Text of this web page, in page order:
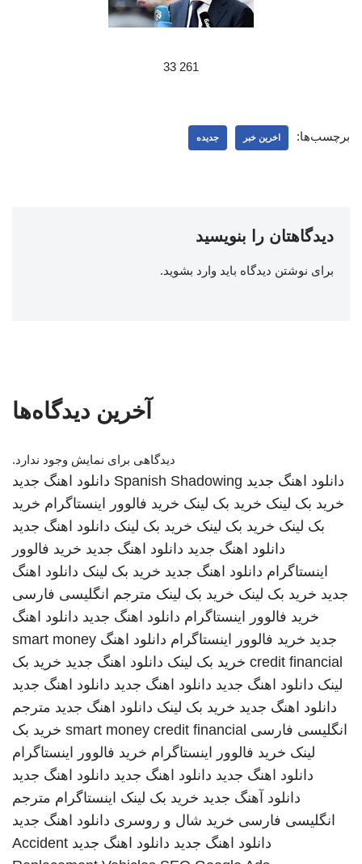
261 33
برچسب‌ها: اخرین خبر جدیده
دیدگاهتان را بنویسید
برای نوشتن دیدگاه باید وارد بشوید.
آخرین دیدگاه‌ها
دیدگاهی برای نمایش وجود ندارد.
دانلود اهنگ جدید Spanish Shadowing دانلود اهنگ جدید
خرید بک لینک خرید بک لینک خرید فالوور اینستاگرام خرید
بک لینک خرید بک لینک خرید بک لینک دانلود اهنگ جدید
دانلود اهنگ جدید دانلود اهنگ جدید خرید فالوور
اینستاگرام دانلود اهنگ جدید خرید بک لینک دانلود اهنگ
جدید خرید بک لینک خرید بک لینک مترجم انگلیسی فارسی
خرید فالوور اینستاگرام دانلود اهنگ جدید دانلود اهنگ
جدید خرید فالوور اینستاگرام دانلود اهنگ smart money
credit financial خرید بک لینک دانلود اهنگ جدید خرید بک
لینک دانلود اهنگ جدید دانلود اهنگ جدید دانلود اهنگ جدید
دانلود اهنگ جدید خرید بک لینک دانلود اهنگ جدید مترجم
انگلیسی فارسی smart money credit financial خرید بک
لینک خرید فالوور اینستاگرام خرید فالوور اینستاگرام
دانلود اهنگ جدید دانلود اهنگ جدید دانلود اهنگ جدید
دانلود آهنگ جدید خرید بک لینک اینستاگرام مترجم
انگلیسی فارسی خرید شال و روسری دانلود اهنگ جدید
دانلود اهنگ جدید دانلود اهنگ جدید Accident